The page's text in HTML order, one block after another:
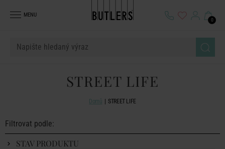
MENU
0
STREET LIFE
Domů STREET LIFE
Filtrovat podle:
STAV PRODUKTU